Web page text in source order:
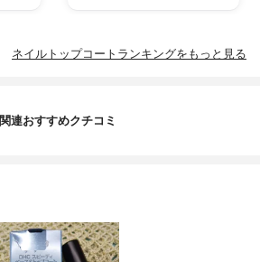
ネイルトップコートランキングをもっと見る
関連おすすめクチコミ